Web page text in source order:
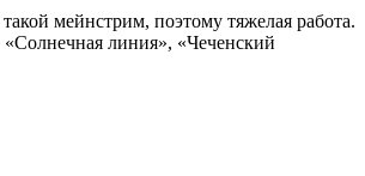
мейнстрим, поэтому тяжелая работа.
линия», «Чеченский